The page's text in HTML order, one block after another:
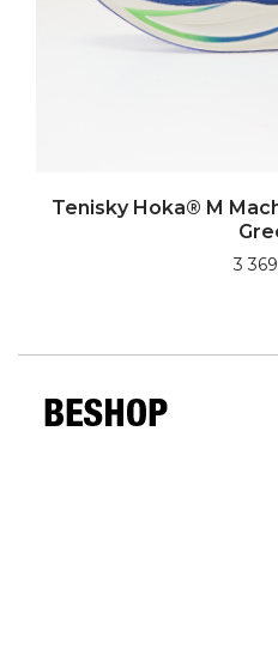
Tenisky Hoka® M
3